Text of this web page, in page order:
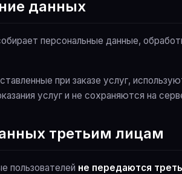
данных
персональные данные,
при заказе услуг,
услуг и не сохраняются на
третьим лицам
пользователей не передаются